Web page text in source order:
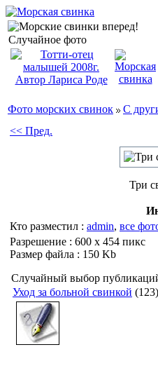
Случайное фото
Фото морских свинок
С
<< Пред.
Три
Кто разместил : admin, все
Разрешение : 600 x 454 пикс
Размер файла : 150 Kb
Случайный выбор
Уход за больной свинкой (123)